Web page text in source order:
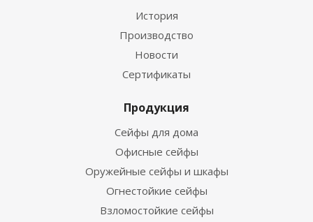
История
Производство
Новости
Сертификаты
Продукция
Сейфы для дома
Офисные сейфы
Оружейные сейфы и шкафы
Огнестойкие сейфы
Взломостойкие сейфы